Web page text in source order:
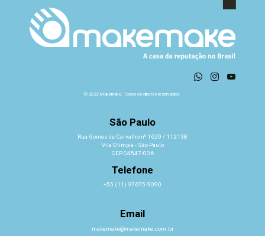
© 2022 Makemake. Todos os direitos reservados.
São Paulo
Rua Gomes de Carvalho nº 1629 / 112138
Vila Olímpia - São Paulo
CEP 04547-006
Telefone
+55 (11) 97675-9090
Email
makemake@makemake.com.br